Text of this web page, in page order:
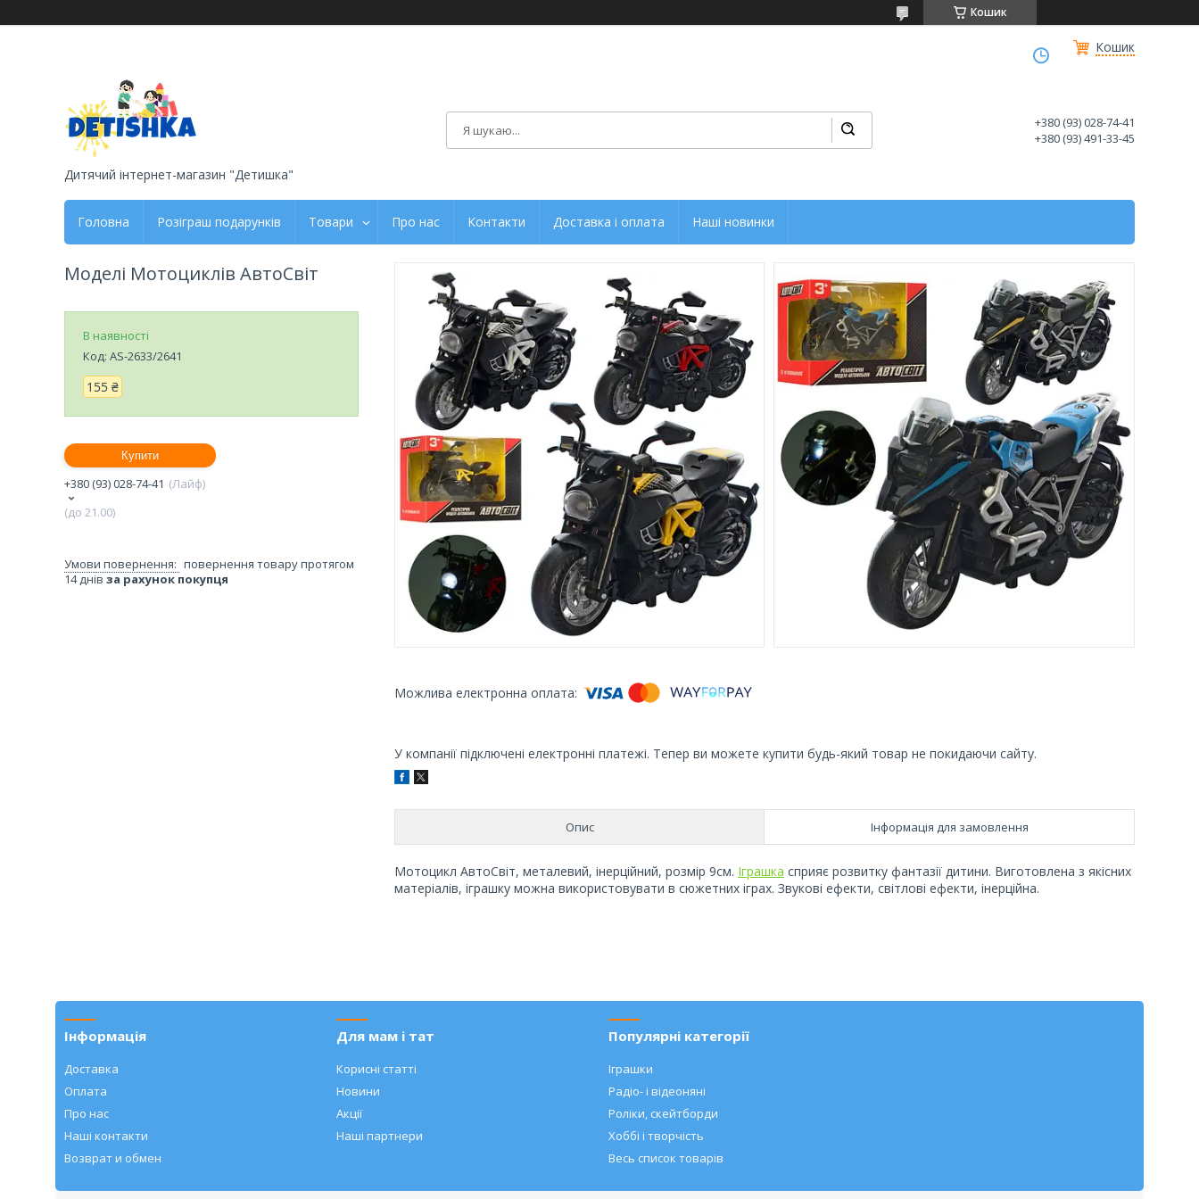
Кошик
Кошик
Дитячий інтернет-магазин "Детишка"
+380 (93) 028-74-41
+380 (93) 491-33-45
Головна Розіграш подарунків Товари Про нас Контакти Доставка і оплата Наші новинки
У компанії підключені електронні платежі. Тепер ви можете купити будь-який товар не покидаючи сайту.
Опис Інформація для замовлення
Мотоцикл АвтоСвіт, металевий, інерційний, розмір 9см. Іграшка сприяє розвитку фантазії дитини. Виготовлена з якісних
матеріалів, іграшку можна використовувати в сюжетних іграх. Звукові ефекти, світлові ефекти, інерційна.
Моделі Мотоциклів АвтоСвіт
В наявності
Код: AS-2633/2641
155 ₴
Купити
+380 (93) 028-74-41
Лайф
(до 21.00)
повернення товару протягом
14 днів за рахунок покупця
Інформація
Доставка
Оплата
Про нас
Наші контакти
Возврат и обмен
Для мам і тат
Корисні статті
Новини
Акції
Наші партнери
Популярні категорії
Іграшки
Радіо- і відеоняні
Роліки, скейтборди
Хоббі і творчість
Весь список товарів